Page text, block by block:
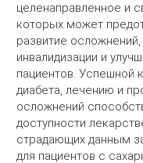
целенаправленное и
которых может
развитие
инвалидизации и
пациентов. Успешной
диабета, лечению и
осложнений
доступности
страдающих данным
для пациентов с